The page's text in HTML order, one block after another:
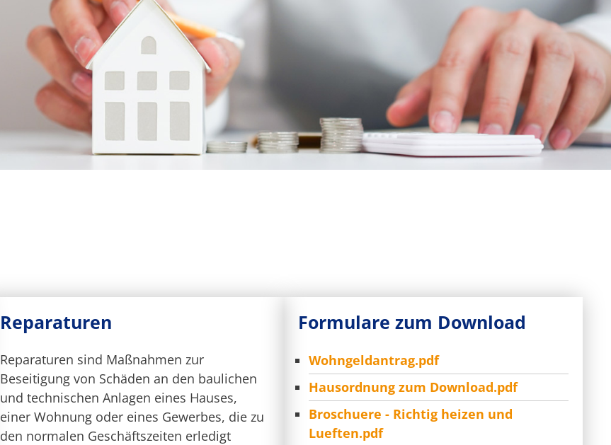
Reparaturen
Reparaturen sind Maßnahmen zur
Beseitigung von Schäden an den baulichen
und technischen Anlagen eines Hauses,
einer Wohnung oder eines Gewerbes, die zu
den normalen Geschäftszeiten erledigt
Formulare zum Download
Wohngeldantrag.pdf
Hausordnung zum Download.pdf
Broschuere - Richtig heizen und
Lueften.pdf